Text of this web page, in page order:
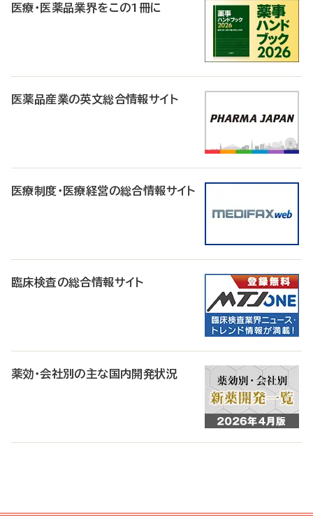
医療・医薬品業界をこの1冊に
医薬品産業の英文総合情報サイト
医療制度・医療経営の総合情報サイト
臨床検査の総合情報サイト
薬効・会社別の主な国内開発状況